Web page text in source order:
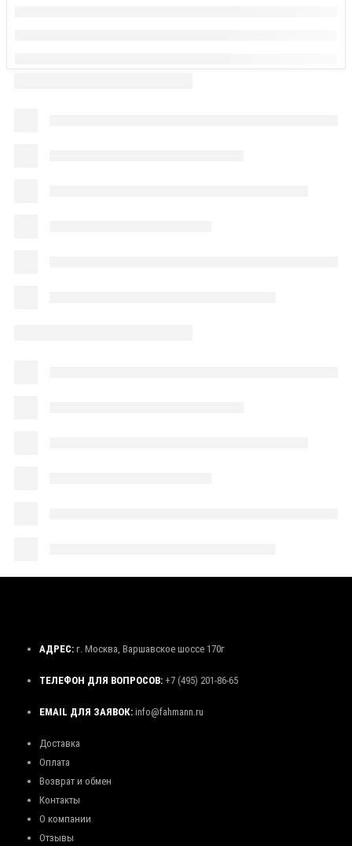
АДРЕС: г. Москва, Варшавское шоссе 170г
ТЕЛЕФОН ДЛЯ ВОПРОСОВ: +7 (495) 201-86-65
EMAIL ДЛЯ ЗАЯВОК: info@fahmann.ru
Доставка
Оплата
Возврат и обмен
Контакты
О компании
Отзывы